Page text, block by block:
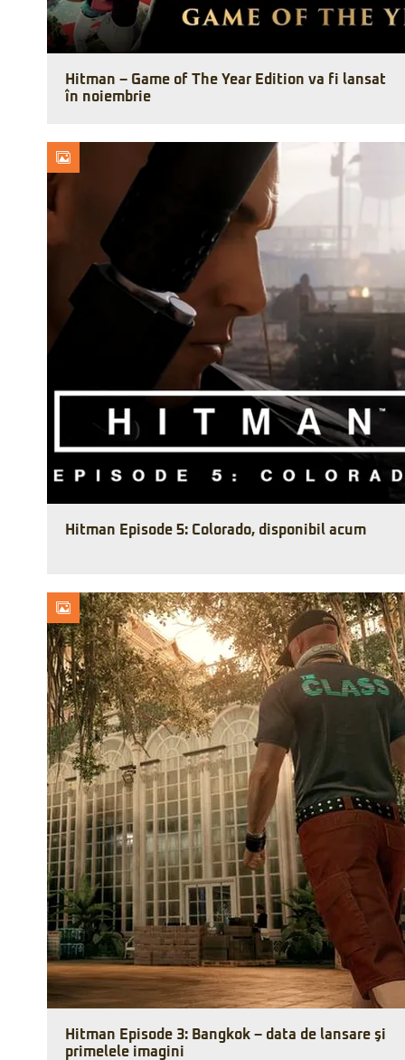
Hitman – Game of The Year Edition va fi lansat
în noiembrie
Hitman Episode 5: Colorado, disponibil acum
Hitman Episode 3: Bangkok – data de lansare şi
primelele imagini